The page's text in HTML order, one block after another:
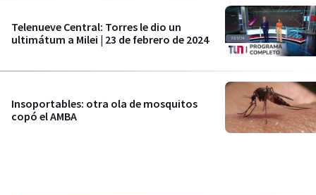
Telenueve Central: Torres le dio un
ultimátum a Milei | 23 de febrero de 2024
Insoportables: otra ola de mosquitos
copó el AMBA